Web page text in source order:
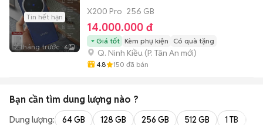
Tin hết hạn
2 tháng trước 6
X200 Pro 256 GB
14.000.000 đ
Giá tốt Kèm phụ kiện Có quà tặng
Q. Ninh Kiều (P. Tân An mới)
4.8 150 đã bán
Bạn cần tìm dung lượng nào ?
Dung lượng: 64 GB 128 GB 256 GB 512 GB 1 TB